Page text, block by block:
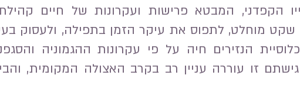
הקפדני, המבטא פרישות ועקרונות של חיים
שקט מוחלט, לתפוס את עיקר הזמן בתפילה, ולעסוק
הנזירים חיה על פי עקרונות ההגמוניה
זו עוררה עניין רב בקרב האצולה המקומית,